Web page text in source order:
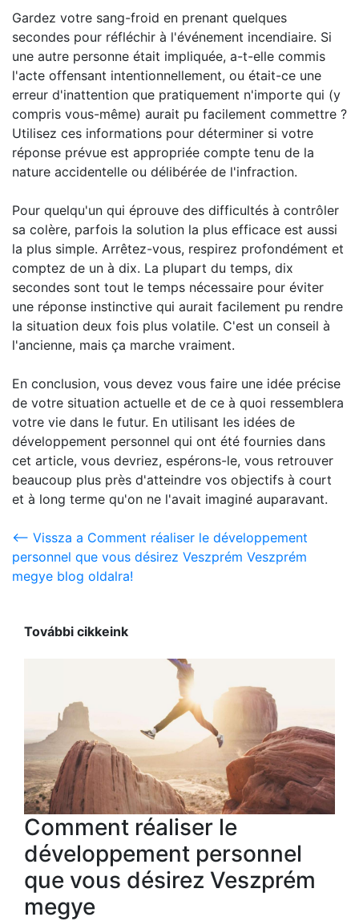
Gardez votre sang-froid en prenant quelques
secondes pour réfléchir à l'événement incendiaire. Si
une autre personne était impliquée, a-t-elle commis
l'acte offensant intentionnellement, ou était-ce une
erreur d'inattention que pratiquement n'importe qui (y
compris vous-même) aurait pu facilement commettre ?
Utilisez ces informations pour déterminer si votre
réponse prévue est appropriée compte tenu de la
nature accidentelle ou délibérée de l'infraction.
Pour quelqu'un qui éprouve des difficultés à contrôler
sa colère, parfois la solution la plus efficace est aussi
la plus simple. Arrêtez-vous, respirez profondément et
comptez de un à dix. La plupart du temps, dix
secondes sont tout le temps nécessaire pour éviter
une réponse instinctive qui aurait facilement pu rendre
la situation deux fois plus volatile. C'est un conseil à
l'ancienne, mais ça marche vraiment.
En conclusion, vous devez vous faire une idée précise
de votre situation actuelle et de ce à quoi ressemblera
votre vie dans le futur. En utilisant les idées de
développement personnel qui ont été fournies dans
cet article, vous devriez, espérons-le, vous retrouver
beaucoup plus près d'atteindre vos objectifs à court
et à long terme qu'on ne l'avait imaginé auparavant.
<-- Vissza a Comment réaliser le développement
personnel que vous désirez Veszprém Veszprém
megye blog oldalra!
További cikkeink
Comment réaliser le
développement personnel
que vous désirez Veszprém
megye